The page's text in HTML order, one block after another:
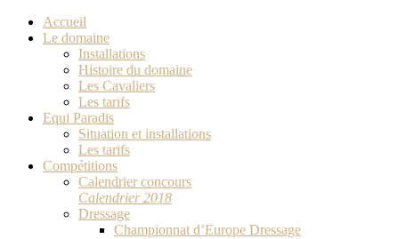
Accueil
Le domaine
Installations
Histoire du domaine
Les Cavaliers
Les tarifs
Equi Paradis
Situation et installations
Les tarifs
Compétitions
Calendrier concours
Calendrier 2018
Dressage
Championnat d’Europe Dressage